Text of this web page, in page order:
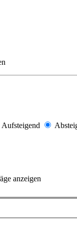
Aufsteigend
anzeigen